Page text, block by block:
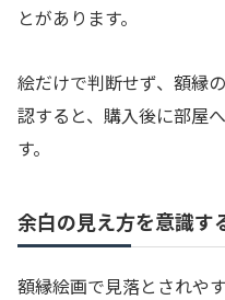
とがあります。
絵だけで判断せず、額縁
認すると、購入後に部屋
す。
余白の見え方を意識す
額縁絵画で見落とされや